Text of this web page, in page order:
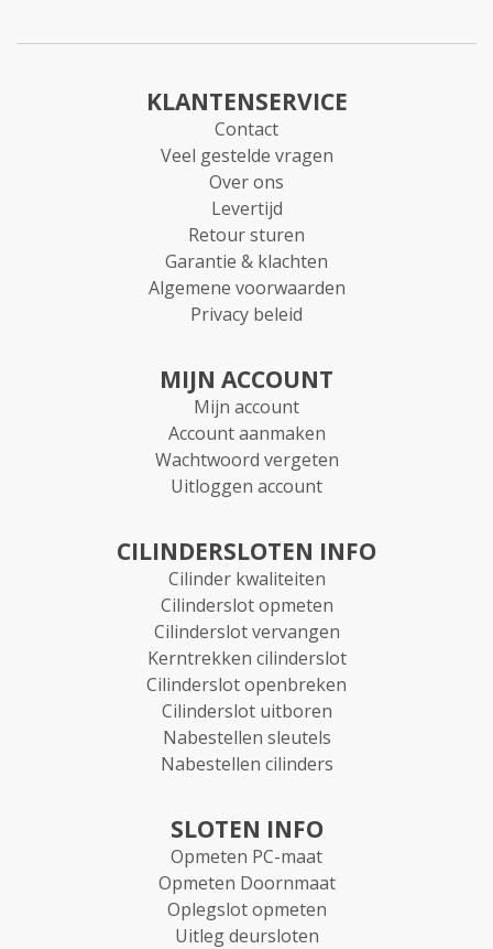
KLANTENSERVICE
Contact
Veel gestelde vragen
Over ons
Levertijd
Retour sturen
Garantie & klachten
Algemene voorwaarden
Privacy beleid
MIJN ACCOUNT
Mijn account
Account aanmaken
Wachtwoord vergeten
Uitloggen account
CILINDERSLOTEN INFO
Cilinder kwaliteiten
Cilinderslot opmeten
Cilinderslot vervangen
Kerntrekken cilinderslot
Cilinderslot openbreken
Cilinderslot uitboren
Nabestellen sleutels
Nabestellen cilinders
SLOTEN INFO
Opmeten PC-maat
Opmeten Doornmaat
Oplegslot opmeten
Uitleg deursloten